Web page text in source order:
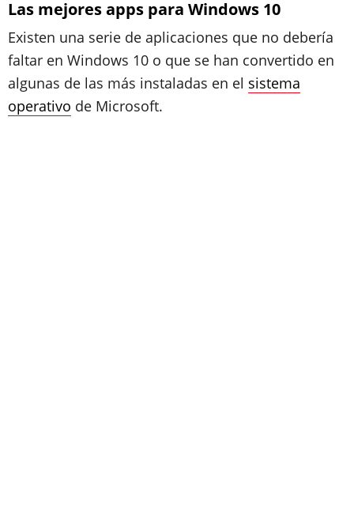
Las mejores apps para Windows 10
Existen una serie de aplicaciones que no debería
faltar en Windows 10 o que se han convertido en
algunas de las más instaladas en el sistema
operativo de Microsoft.